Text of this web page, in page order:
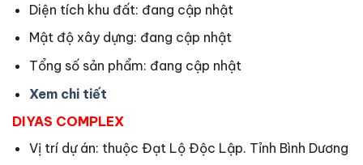
Diện tích khu đất: đang cập nhật
Mật độ xây dựng: đang cập nhật
Tổng số sản phẩm: đang cập nhật
Xem chi tiết
DIYAS COMPLEX
Vị trí dự án: thuộc Đạt Lộ Độc Lập. Tỉnh Bình Dương